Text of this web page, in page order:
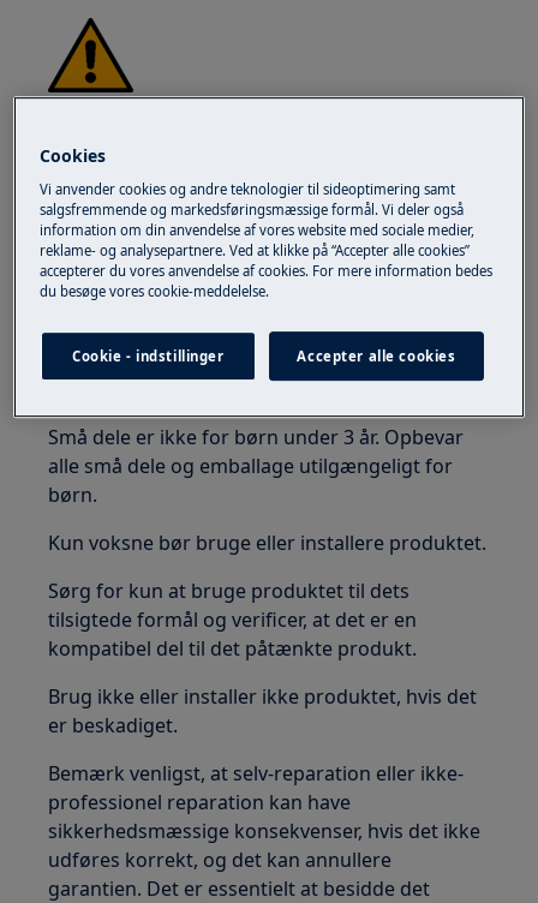
Før enhver reparation eller
vedligeholdelsesopgave, sørg for at apparatet
ikke er varmt.
KVÆLNINGSFARE
Små dele er ikke for børn under 3 år. Opbevar
alle små dele og emballage utilgængeligt for
børn.
Kun voksne bør bruge eller installere produktet.
Sørg for kun at bruge produktet til dets
tilsigtede formål og verificer, at det er en
kompatibel del til det påtænkte produkt.
Brug ikke eller installer ikke produktet, hvis det
er beskadiget.
Bemærk venligst, at selv-reparation eller ikke-
professionel reparation kan have
sikkerhedsmæssige konsekvenser, hvis det ikke
udføres korrekt, og det kan annullere
garantien. Det er essentielt at besidde det
Cookies
Vi anvender cookies og andre teknologier til sideoptimering samt
salgsfremmende og markedsføringsmæssige formål. Vi deler også
information om din anvendelse af vores website med sociale medier,
reklame- og analysepartnere. Ved at klikke på “Accepter alle cookies”
accepterer du vores anvendelse af cookies. For mere information bedes
du besøge vores cookie-meddelelse.
Cookie - indstillinger Accepter alle cookies